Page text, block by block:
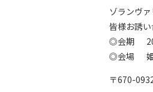
ゾランヴ
皆様お誘い
◎会期
◎会場 姫
〒670-